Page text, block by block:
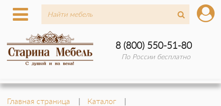
8 (800) 550-51-80
По России бесплатно
Главная страница
Каталог